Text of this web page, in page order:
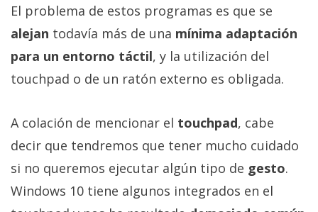
El problema de estos programas es que se
alejan todavía más de una mínima adaptación
para un entorno táctil, y la utilización del
touchpad o de un ratón externo es obligada.
A colación de mencionar el touchpad, cabe
decir que tendremos que tener mucho cuidado
si no queremos ejecutar algún tipo de gesto.
Windows 10 tiene algunos integrados en el